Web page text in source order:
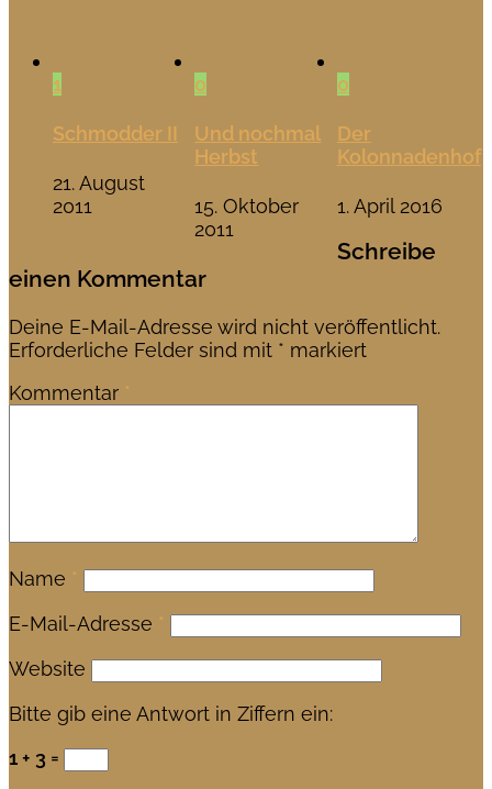
1
Schmodder II
21. August
2011
0
Und nochmal
Herbst
15. Oktober
2011
0
Der
Kolonnadenhof
1. April 2016
Schreibe
einen Kommentar
Deine E-Mail-Adresse wird nicht veröffentlicht.
Erforderliche Felder sind mit * markiert
Kommentar *
Name *
E-Mail-Adresse *
Website
Bitte gib eine Antwort in Ziffern ein:
1 + 3 =